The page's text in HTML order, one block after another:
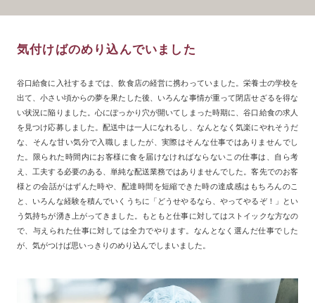
気付けばのめり込んでいました
谷口給食に入社するまでは、飲食店の経営に携わっていました。栄養士の学校を
出て、小さい頃からの夢を果たした後、いろんな事情が重って閉店せざるを得な
い状況に陥りました。心にぽっかり穴が開いてしまった時期に、谷口給食の求人
を見つけ応募しました。配送中は一人になれるし、なんとなく気楽にやれそうだ
な、そんな甘い気分で入職しましたが、実際はそんな仕事ではありませんでし
た。限られた時間内にお客様に食を届けなければならないこの仕事は、自ら考
え、工夫する必要のある、単純な配送業務ではありませんでした。客先でのお客
様との会話がはずんた時や、配達時間を短縮できた時の達成感はもちろんのこ
と、いろんな経験を積んでいくうちに「どうせやるなら、やってやるぞ！」とい
う気持ちが湧き上がってきました。もともと仕事に対してはストイックな方なの
で、与えられた仕事に対しては全力でやります。なんとなく選んだ仕事でした
が、気がつけば思いっきりのめり込んでしまいました。